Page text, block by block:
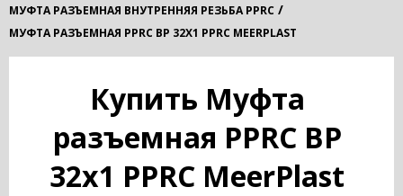
МУФТА РАЗЪЕМНАЯ ВНУТРЕННЯЯ РЕЗЬБА PPRC /
МУФТА РАЗЪЕМНАЯ PPRC ВР 32Х1 PPRC MEERPLAST
Купить Муфта
разъемная PPRC ВР
32х1 PPRC MeerPlast